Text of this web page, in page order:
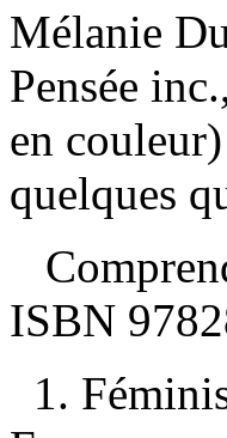
Mélanie
Pensée
en
quelques
ISBN
1.